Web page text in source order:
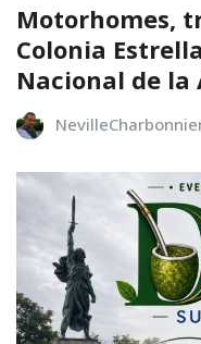
Motorhomes,
Colonia
Nacional de